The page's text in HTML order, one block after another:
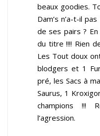
beaux goodies.
Dam’s n’a-t-il
de ses pairs ?
du titre !!!! Rien
Les Tout doux
blodgers et 1
pré, les Sacs à
Saurus, 1
champions !!!
l’agression.